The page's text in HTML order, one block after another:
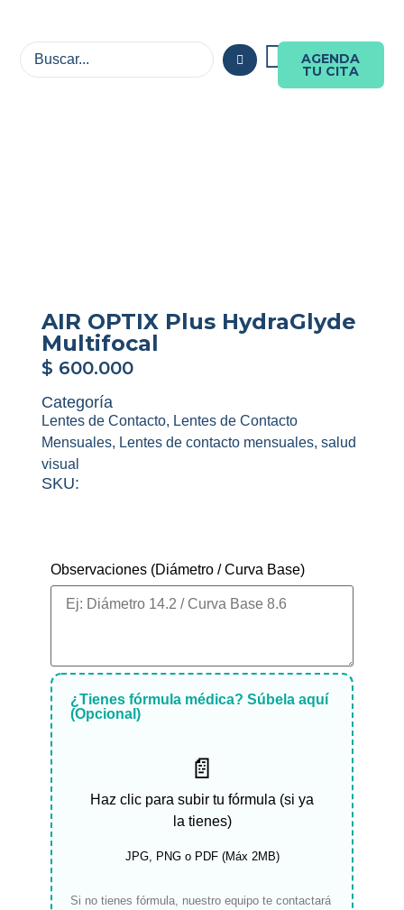
AGENDA
TU CITA
AIR OPTIX Plus HydraGlyde
Multifocal
$ 600.000
Categoría
Lentes de Contacto, Lentes de Contacto
Mensuales, Lentes de contacto mensuales, salud
visual
SKU:
Observaciones (Diámetro / Curva Base)
¿Tienes fórmula médica? Súbela aquí
(Opcional)
📄
Haz clic para subir tu fórmula (si ya
la tienes)
JPG, PNG o PDF (Máx 2MB)
Si no tienes fórmula, nuestro equipo te contactará